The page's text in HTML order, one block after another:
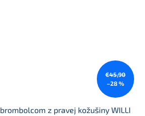
€45,90
–28 %
z pravej kožušiny WILLI